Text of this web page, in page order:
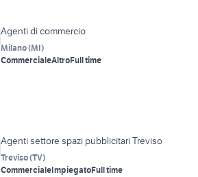
Agenti di commercio
Milano(MI)
CommercialeAltroFull time
Agenti settore spazi pubblicitari Treviso
Treviso(TV)
CommercialeImpiegatoFull time